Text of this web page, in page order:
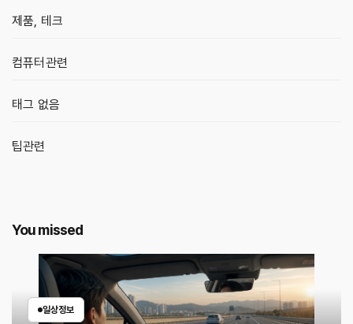
제품, 테크
컴퓨터관련
태그 없음
팁관련
You missed
일상정보